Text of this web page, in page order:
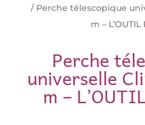
/ Perche télescopique
m – L’OUTIL
Perche
universelle
m –